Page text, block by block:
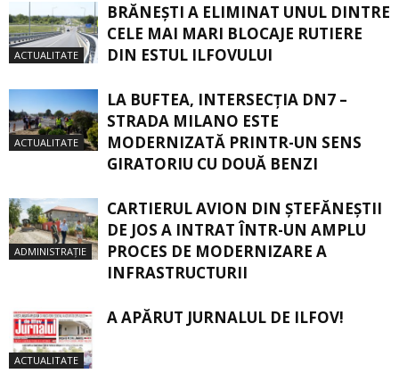
ACTUALITATE
BRĂNEȘTI A ELIMINAT UNUL DINTRE
CELE MAI MARI BLOCAJE RUTIERE
DIN ESTUL ILFOVULUI
ACTUALITATE
LA BUFTEA, INTERSECŢIA DN7 –
STRADA MILANO ESTE
MODERNIZATĂ PRINTR-UN SENS
GIRATORIU CU DOUĂ BENZI
ADMINISTRAȚIE
CARTIERUL AVION DIN ŞTEFĂNEŞTII
DE JOS A INTRAT ÎNTR-UN AMPLU
PROCES DE MODERNIZARE A
INFRASTRUCTURII
ACTUALITATE
A APĂRUT JURNALUL DE ILFOV!